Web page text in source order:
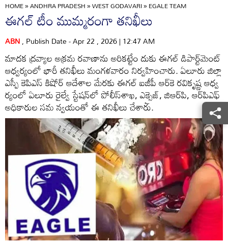
HOME»ANDHRA PRADESH»WEST GODAVARI»EGALE TEAM
ఈగల్‌ టీం ముమ్మరంగా తనిఖీలు
ABN, Publish Date - Apr 22 , 2026 | 12:47 AM
మాదక ద్రవ్యాల అక్రమ రవాణాను అరికట్టేం దుకు ఈగల్‌ డిపార్ట్‌మెంట్‌
ఆధ్వర్యంలో భారీ తనిఖీలు మంగళవారం నిర్వహించారు. ఏలూరు జిల్లా
ఎస్పీ కెపిఎస్‌ కిషోర్‌ ఆదేశాల మేరకు ఈగల్‌ ఐజీపీ ఆర్‌కె రవికృష్ణ ఆధ్వ
ర్యంలో ఏలూరు రైల్వే స్టేషన్‌లో పోలీస్‌శాఖ, ఎక్సైజ్‌, జిఆర్‌పి, ఆర్‌పిఎఫ్‌
అధికారుల సమ న్వయంతో ఈ తనిఖీలు చేశారు.